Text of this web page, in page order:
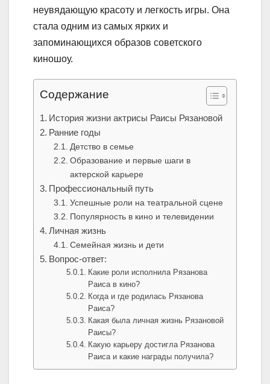
неувядающую красоту и легкость игры. Она
стала одним из самых ярких и
запоминающихся образов советского
киношоу.
Содержание
История жизни актрисы Раисы Рязановой
Ранние годы
Детство в семье
Образование и первые шаги в
актерской карьере
Профессиональный путь
Успешные роли на театральной сцене
Популярность в кино и телевидении
Личная жизнь
Семейная жизнь и дети
Вопрос-ответ:
Какие роли исполнила Рязанова
Раиса в кино?
Когда и где родилась Рязанова
Раиса?
Какая была личная жизнь Рязановой
Раисы?
Какую карьеру достигла Рязанова
Раиса и какие награды получила?